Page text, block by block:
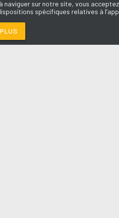
naviguer sur notre site, vous
spécifiques relatives à